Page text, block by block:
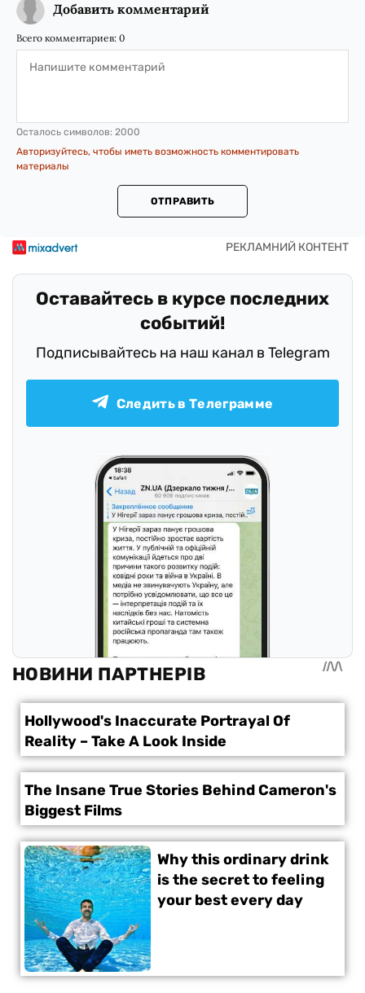
Добавить комментарий
Всего комментариев: 0
Осталось символов: 2000
Авторизуйтесь, чтобы иметь возможность комментировать
материалы
ОТПРАВИТЬ
Оставайтесь в курсе последних
событий!
Подписывайтесь на наш канал в Telegram
Следить в Телеграмме